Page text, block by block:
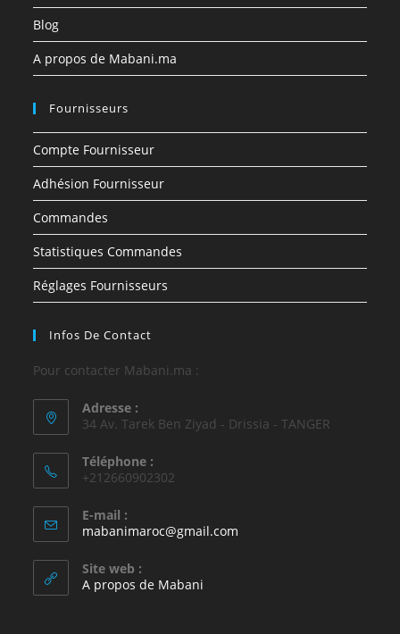
Blog
A propos de Mabani.ma
Fournisseurs
Compte Fournisseur
Adhésion Fournisseur
Commandes
Statistiques Commandes
Réglages Fournisseurs
Infos De Contact
Pour contacter Mabani.ma :
Adresse :
34 Av. Tarek Ben Ziyad - Drissia - TANGER
Téléphone :
+212660902302
E-mail :
mabanimaroc@gmail.com
Site web :
A propos de Mabani